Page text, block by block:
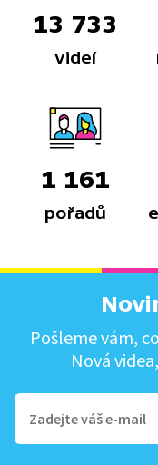
13 733
videí
1 161
pořadů
Pošleme vám,
Nová